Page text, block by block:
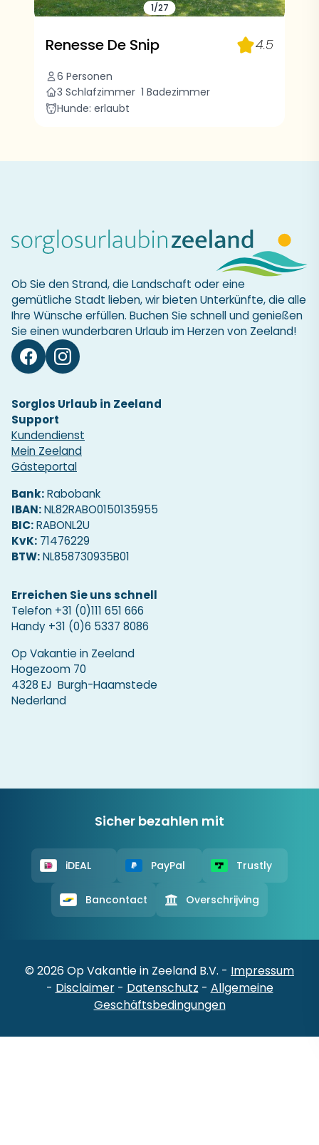
1/27
Renesse De Snip
6 Personen
3 Schlafzimmer 1 Badezimmer
Hunde: erlaubt
4.5
Ob Sie den Strand, die Landschaft oder eine
gemütliche Stadt lieben, wir bieten Unterkünfte, die alle
Ihre Wünsche erfüllen. Buchen Sie schnell und genießen
Sie einen wunderbaren Urlaub im Herzen von Zeeland!
Sorglos Urlaub in Zeeland
Support
Kundendienst
Mein Zeeland
Gästeportal
Bank:Rabobank
IBAN:NL82RABO0150135955
BIC:RABONL2U
KvK: 71476229
BTW:NL858730935B01
Erreichen Sie uns schnell
Telefon +31 (0)111 651 666
Handy +31 (0)6 5337 8086
Op Vakantie in Zeeland
Hogezoom 70
4328 EJ Burgh-Haamstede
Nederland
Sicher bezahlen mit
iDEAL PayPal Trustly
Bancontact Overschrijving
© 2026 Op Vakantie in Zeeland B.V. - Impressum
- Disclaimer- Datenschutz - Allgemeine
Geschäftsbedingungen